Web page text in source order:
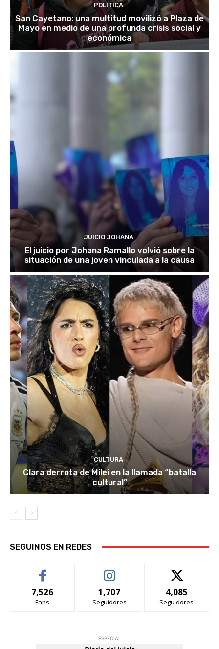
POLITICA
San Cayetano: una multitud movilizó a Plaza de
Mayo en medio de una profunda crisis social y
económica
JUICIO JOHANA
El juicio por Johana Ramallo volvió sobre la
situación de una joven vinculada a la causa
CULTURA
Clara derrota de Milei en la llamada “batalla
cultural”
SEGUINOS EN REDES
7,526
Fans
1,707
Seguidores
4,085
Seguidores
ESPECIAL